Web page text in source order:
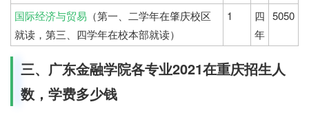
国际经济与贸易 （第一、二学年在肇庆校区
就读，第三、四学年在校本部就读）
1
四
年
5050
三、广东金融学院各专业2021在重庆招生人
数，学费多少钱